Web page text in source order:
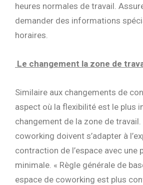
heures normales de travail.
demander des informations
horaires.
Le changement la zone de
Similaire aux changements de
aspect où la flexibilité est le plus
changement de la zone de
coworking doivent s’adapter à
contraction de l’espace avec une
minimale. « Règle générale de
espace de coworking est plus